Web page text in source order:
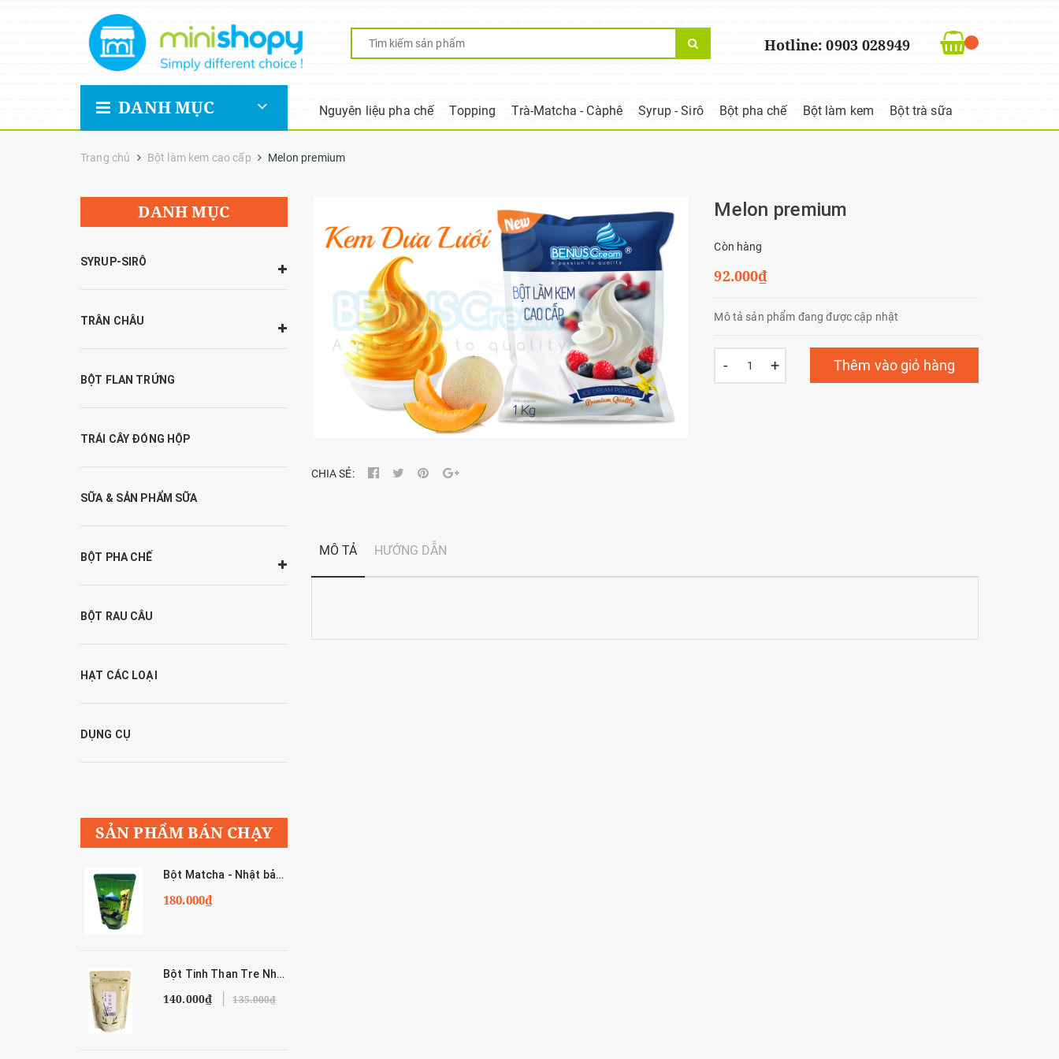
Hotline: 0903 028949
DANH MỤC Nguyên liệu pha chế Topping Trà-Matcha - Càphê Syrup - Sirô Bột pha chế Bột làm kem Bột trà sữa
Trang chủ Bột làm kem cao cấp Melon premium
CHIA SẺ:
Melon premium
Còn hàng
92.000₫
Mô tả sản phẩm đang được cập nhật
- + Thêm vào giỏ hàng
MÔ TẢ HƯỚNG DẪN
DANH MỤC
SYRUP-SIRÔ
TRÂN CHÂU
BỘT FLAN TRỨNG
TRÁI CÂY ĐÓNG HỘP
SỮA & SẢN PHẨM SỮA
BỘT PHA CHẾ
BỘT RAU CÂU
HẠT CÁC LOẠI
DỤNG CỤ
SẢN PHẨM BÁN CHẠY
Bột Matcha - Nhật bản 100g
180.000₫
Bột Tinh Than Tre Nhật Bản - 50g
140.000₫ 135.000₫